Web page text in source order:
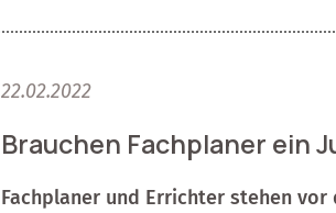
22.02.2022
Brauchen Fachplaner ein
Fachplaner und Errichter stehen